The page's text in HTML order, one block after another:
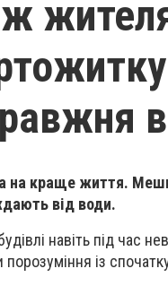
на краще життя.
від води.
навіть під час
порозуміння із